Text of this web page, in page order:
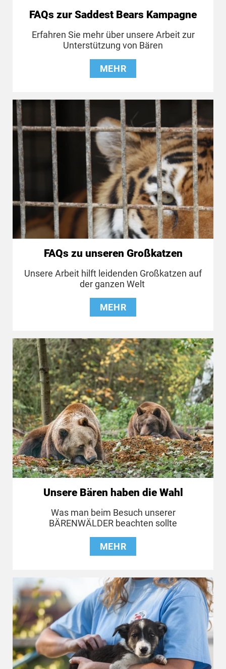
FAQs zur Saddest Bears Kampagne
Erfahren Sie mehr über unsere Arbeit zur
Unterstützung von Bären
MEHR
FAQs zu unseren Großkatzen
Unsere Arbeit hilft leidenden Großkatzen auf
der ganzen Welt
MEHR
Unsere Bären haben die Wahl
Was man beim Besuch unserer
BÄRENWÄLDER beachten sollte
MEHR